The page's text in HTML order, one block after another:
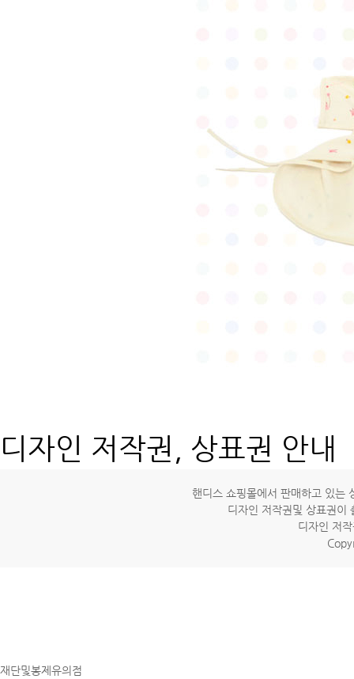
디자인 저작권, 상표권 안내
핸디스 쇼핑몰에서 판매하고 있는
디자인 저작권및 상표권이
디자인 저
재단및봉제유의점